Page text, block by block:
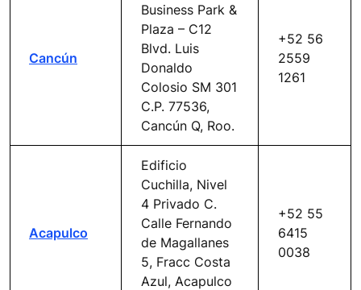
Cancún
Business Park &
Plaza – C12
Blvd. Luis
Donaldo
Colosio SM 301
C.P. 77536,
Cancún Q, Roo.
+52 56
2559
1261
Acapulco
Edificio
Cuchilla, Nivel
4 Privado C.
Calle Fernando
de Magallanes
5, Fracc Costa
Azul, Acapulco
+52 55
6415
0038